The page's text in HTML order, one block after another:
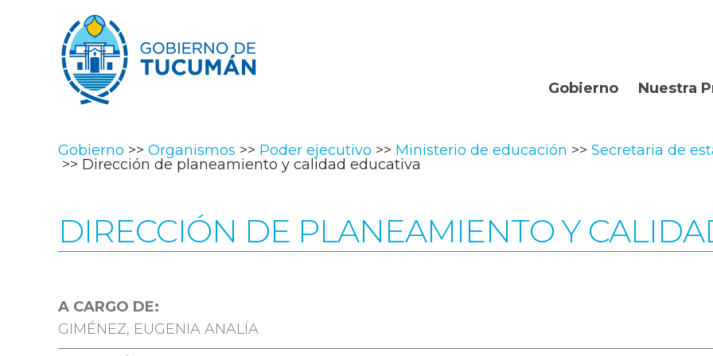
Gobierno
Gobernador
Nuestra
Geografía
Gobierno Organismos Poder ejecutivo Ministerio de educación
Secretaria de
Dirección de planeamiento y calidad educativa
DIRECCIÓN DE PLANEAMIENTO Y
A CARGO DE:
GIMÉNEZ, EUGENIA ANALÍA